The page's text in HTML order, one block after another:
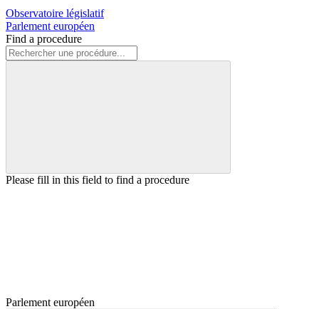
Observatoire législatif
Parlement européen
Find a procedure
Please fill in this field to find a procedure
Parlement européen